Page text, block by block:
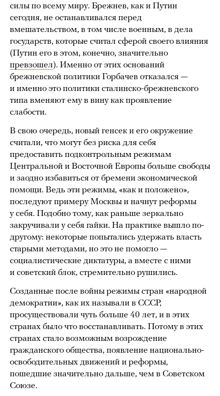
силы по всему миру. Брежнев, как и Путин
сегодня, не останавливался перед
вмешательством, в том числе военным, в дела
государств, которые считал сферой своего влияния
(Путин его в этом, конечно, значительно
превзошел). Именно от этих оснований
брежневской политики Горбачев отказался —
и именно это политики сталинско-брежневского
типа вменяют ему в вину как проявление
слабости.
В свою очередь, новый генсек и его окружение
считали, что могут без риска для себя
предоставить подконтрольным режимам
Центральной и Восточной Европы больше свободы
и заодно избавиться от бремени экономической
помощи. Ведь эти режимы, «как и положено»,
последуют примеру Москвы и начнут реформы
у себя. Подобно тому, как раньше зеркально
закручивали у себя гайки. На практике вышло по-
другому: некоторые попытались удержать власть
старыми методами, но это не помогло —
социалистические диктатуры, а вместе с ними
и советский блок, стремительно рушились.
Созданные после войны режимы стран «народной
демократии», как их называли в СССР,
просуществовали чуть больше 40 лет, и в этих
странах было что восстанавливать. Потому в этих
странах стало возможным возрождение
гражданского общества, появление национально-
освободительных движений и реформы,
пошедшие значительно дальше, чем в Советском
Союзе.